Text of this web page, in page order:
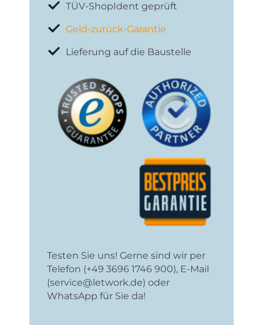
TÜV-ShopIdent geprüft
Geld-zurück-Garantie
Lieferung auf die Baustelle
Testen Sie uns! Gerne sind wir per
Telefon (+49 3696 1746 900), E-Mail
(service@letwork.de) oder
WhatsApp für Sie da!